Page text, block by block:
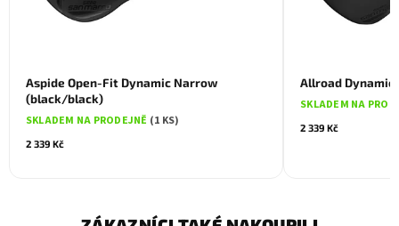
Aspide Open-Fit Dynamic Narrow
(black/black)
SKLADEM NA PRODEJNĚ (1 KS)
2 339 Kč
Allroad
SKLADEM NA
2 339 Kč